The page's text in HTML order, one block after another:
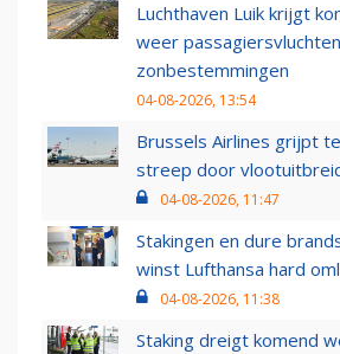
Luchthaven Luik krijgt
weer
zonbestemmingen
04-08-2026, 13:54
Brussels Airlines grijpt
streep door
04-08-2026, 11:47
Stakingen en dure
winst Lufthansa hard
04-08-2026, 11:38
Staking dreigt komend